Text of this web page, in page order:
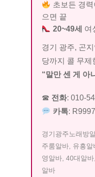
초보든 경
으면 끝
20~49세
여
경기 광주, 곤
당까지 콜 무제
“말만 센 게 아
☎ 전화:010-
카톡: R9997
경기광주노래방
주룸알바, 유흥
영알바, 40대알
알바